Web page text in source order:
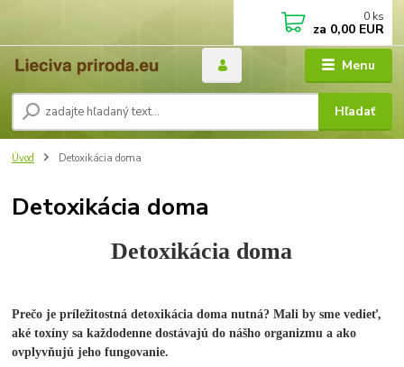
Menu
Hľadať
0 ks
za 0,00 EUR
Úvod Detoxikácia doma
Detoxikácia doma
Detoxikácia doma
Prečo je príležitostná detoxikácia doma nutná? Mali by sme vedieť,
aké toxíny sa každodenne dostávajú do nášho organizmu a ako
ovplyvňujú jeho fungovanie.